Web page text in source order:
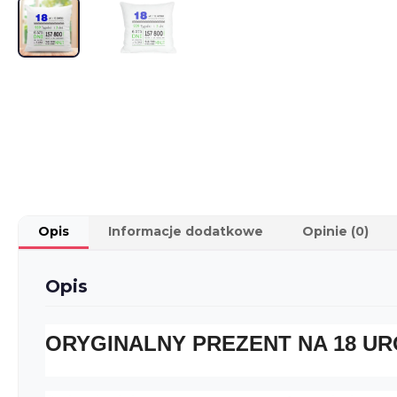
Opis Informacje dodatkowe Opinie (0)
Opis
ORYGINALNY PREZENT NA 18